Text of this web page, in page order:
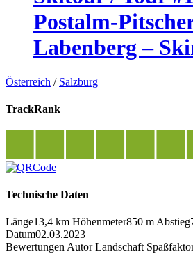
Postalm-
Labenberg –
Österreich / Salzburg
TrackRank
Technische Daten
Länge13,4 km Höhenmeter850 m Abstieg
Datum02.03.2023
Bewertungen Autor Landschaft